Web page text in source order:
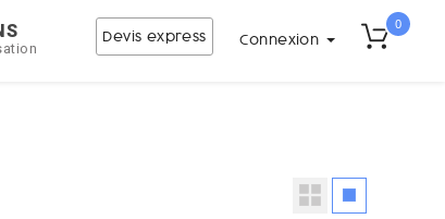
Devis express Connexion
0